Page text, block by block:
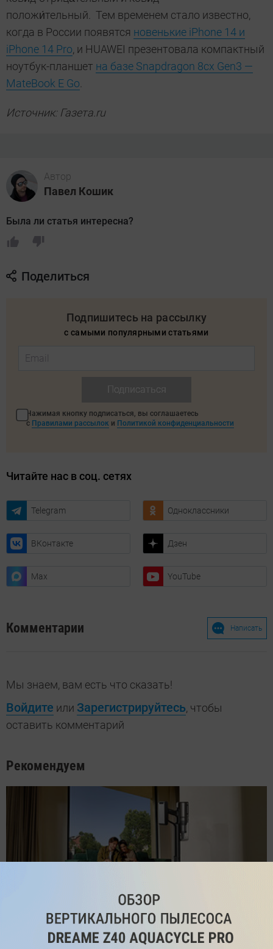
положи́тельный. Тем временем стало известно,
когда в России появятся новенькие iPhone 14 и
iPhone 14 Pro, и HUAWEI презентовала компактный
ноутбук-планшет на базе Snapdragon 8cx Gen3 —
MateBook E Go
Источник: Газета.ru
Автор
Павел Кошик
Была ли статья интересна?
Поделиться
Подпишитесь на рассылку
с самыми популярными статьями
Нажимая кнопку подписаться, вы соглашаетесь
с Правилами рассылок и Политикой конфиденциальности
Читайте нас в соц. сетях
Telegram Одноклассники
ВКонтакте Дзен
Max YouTube
Комментарии Написать
Мы знаем, вам есть что сказать!
Войдите или Зарегистрируйтесь, чтобы
оставить комментарий
Рекомендуем